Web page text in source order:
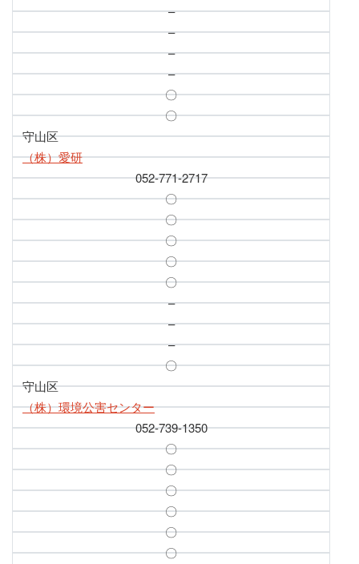
–
–
–
–
〇
〇
守山区
（株）愛研
052-771-2717
〇
〇
〇
〇
〇
–
–
–
〇
守山区
（株）環境公害センター
052-739-1350
〇
〇
〇
〇
〇
〇